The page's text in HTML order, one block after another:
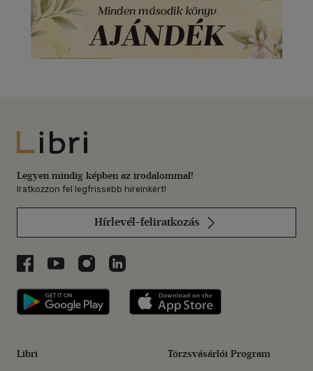
Libri
Legyen mindig képben az irodalommal!
Iratkozzon fel legfrissebb híreinkért!
Hírlevél-feliratkozás
Libri a Facebookon
Libri a Youtube-on
Libri az Instagramon
Libri a LinkedInen
Libri applikáció Szerezd meg: Google
Libri Törzsvásárlói Program